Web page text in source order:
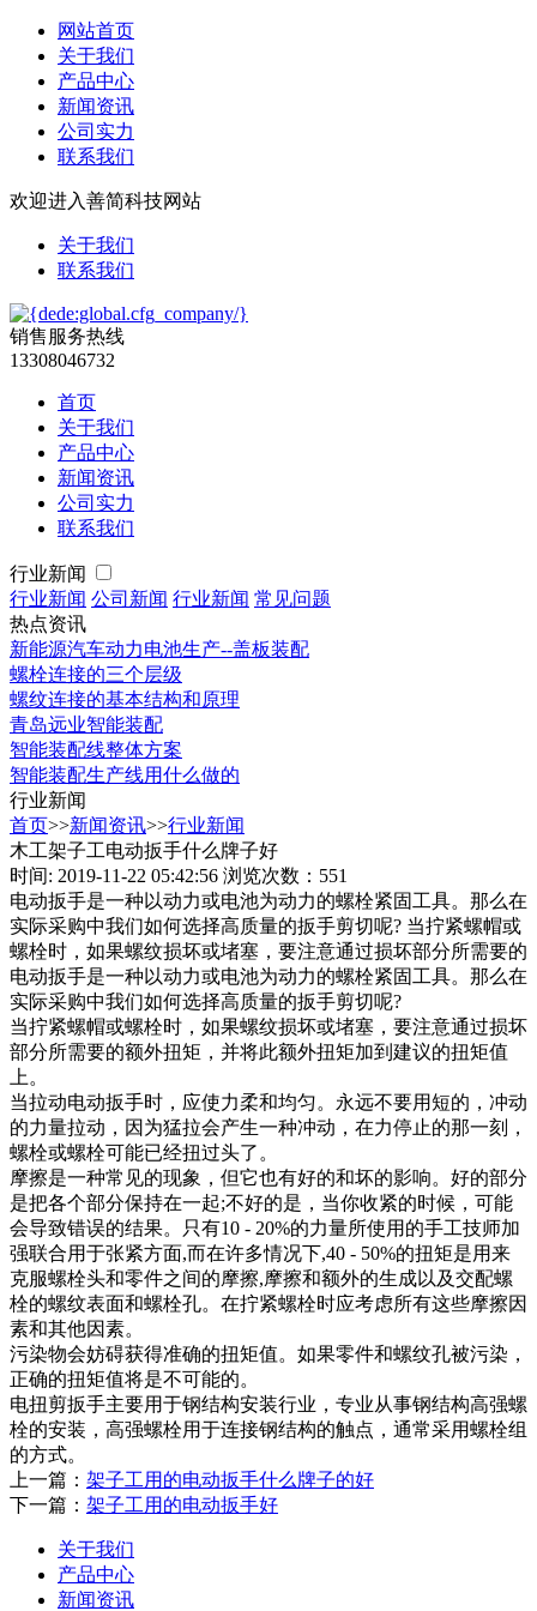
网站首页
关于我们
产品中心
新闻资讯
公司实力
联系我们
欢迎进入善简科技网站
关于我们
联系我们
销售服务热线
13308046732
首页
关于我们
产品中心
新闻资讯
公司实力
联系我们
行业新闻
行业新闻 公司新闻 行业新闻 常见问题
热点资讯
新能源汽车动力电池生产--盖板装配
螺栓连接的三个层级
螺纹连接的基本结构和原理
青岛远业智能装配
智能装配线整体方案
智能装配生产线用什么做的
行业新闻
首页>>新闻资讯>>行业新闻
木工架子工电动扳手什么牌子好
时间: 2019-11-22 05:42:56 浏览次数：551
电动扳手是一种以动力或电池为动力的螺栓紧固工具。那么在
实际采购中我们如何选择高质量的扳手剪切呢? 当拧紧螺帽或
螺栓时，如果螺纹损坏或堵塞，要注意通过损坏部分所需要的
电动扳手是一种以动力或电池为动力的螺栓紧固工具。那么在
实际采购中我们如何选择高质量的扳手剪切呢?
当拧紧螺帽或螺栓时，如果螺纹损坏或堵塞，要注意通过损坏
部分所需要的额外扭矩，并将此额外扭矩加到建议的扭矩值
上。
当拉动电动扳手时，应使力柔和均匀。永远不要用短的，冲动
的力量拉动，因为猛拉会产生一种冲动，在力停止的那一刻，
螺栓或螺栓可能已经扭过头了。
摩擦是一种常见的现象，但它也有好的和坏的影响。好的部分
是把各个部分保持在一起;不好的是，当你收紧的时候，可能
会导致错误的结果。只有10 - 20%的力量所使用的手工技师加
强联合用于张紧方面,而在许多情况下,40 - 50%的扭矩是用来
克服螺栓头和零件之间的摩擦,摩擦和额外的生成以及交配螺
栓的螺纹表面和螺栓孔。在拧紧螺栓时应考虑所有这些摩擦因
素和其他因素。
污染物会妨碍获得准确的扭矩值。如果零件和螺纹孔被污染，
正确的扭矩值将是不可能的。
电扭剪扳手主要用于钢结构安装行业，专业从事钢结构高强螺
栓的安装，高强螺栓用于连接钢结构的触点，通常采用螺栓组
的方式。
上一篇： 架子工用的电动扳手什么牌子的好
下一篇： 架子工用的电动扳手好
关于我们
产品中心
新闻资讯